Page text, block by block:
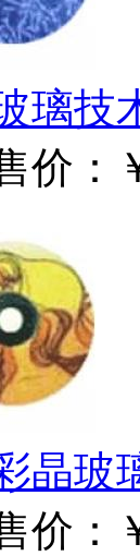
璃技
价：
晶玻
价：